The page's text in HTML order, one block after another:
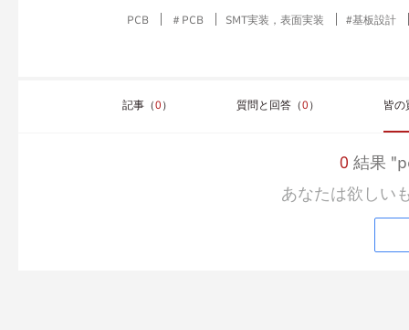
PCB ＃PCB SMT実装，表面実装 #基板設計
記事（0） 質問と回答（0） 皆の
0 結果
あなたは欲しい